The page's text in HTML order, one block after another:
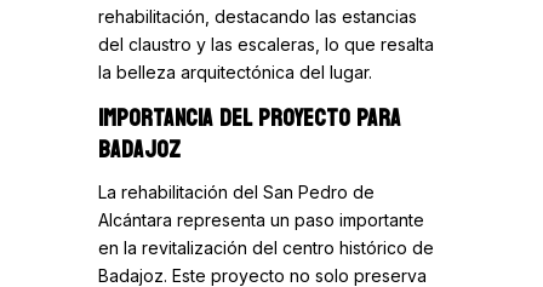
rehabilitación, destacando las estancias
del claustro y las escaleras, lo que resalta
la belleza arquitectónica del lugar.
IMPORTANCIA DEL PROYECTO PARA
BADAJOZ
La rehabilitación del San Pedro de
Alcántara representa un paso importante
en la revitalización del centro histórico de
Badajoz. Este proyecto no solo preserva